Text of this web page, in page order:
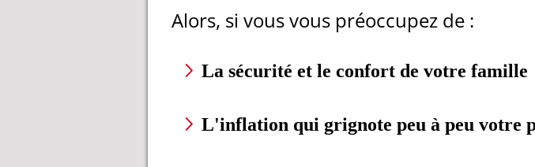
Alors, si vous vous préoccupez de :
La sécurité et le confort de votre famille
L'inflation qui grignote peu à peu votre